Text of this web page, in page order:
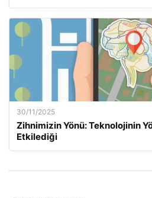
30/11/2025
Zihnimizin Yönü: Teknolojinin
Etkilediği